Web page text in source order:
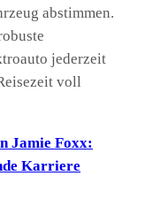
abstimmen.
jederzeit
voll
Jamie Foxx:
Karriere